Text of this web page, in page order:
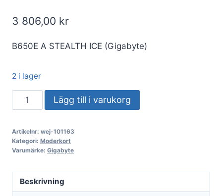
3 806,00 kr
B650E A STEALTH ICE (Gigabyte)
2 i lager
Gigabyte
GA-
AORUS
STEALTH
(AM5)
(D)
Lägg till i varukorg
Artikelnr: wej-101163
Kategori: Moderkort
Varumärke: Gigabyte
Beskrivning